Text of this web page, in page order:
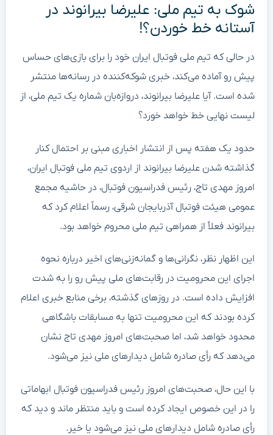
شوک به تیم ملی: علیرضا بیرانوند در
آستانه خط خوردن؟!
در حالی که تیم ملی فوتبال ایران خود را برای بازی‌های حساس
پیش رو آماده می‌کند، خبری شوکه‌کننده در رسانه‌ها منتشر
شده است. آیا علیرضا بیرانوند، دروازه‌بان شماره یک تیم ملی، از
لیست نهایی خط خواهد خورد؟
حدود یک هفته پس از انتشار اخباری مبنی بر احتمال کنار
گذاشته شدن علیرضا بیرانوند از اردوی تیم ملی فوتبال ایران،
امروز مهدی تاج، رئیس فدراسیون فوتبال، در حاشیه مجمع
عمومی هیئت فوتبال آذربایجان شرقی، رسماً اعلام کرد که
بیرانوند فعلاً از همراهی تیم ملی محروم خواهد بود.
این اظهار نظر، نگرانی‌ها و گمانه‌زنی‌های اخیر درباره نحوه
اجرای این محرومیت در رقابت‌های ملی پیش رو را به شدت
افزایش داده است. در روزهای گذشته، برخی منابع خبری اعلام
کرده بودند که این محرومیت تنها به مسابقات باشگاهی
محدود خواهد شد، اما صحبت‌های امروز مهدی تاج نشان
می‌دهد که رأی صادره شامل دیدارهای ملی نیز می‌شود.
با این حال، صحبت‌های امروز رئیس فدراسیون فوتبال ابهاماتی
را در این خصوص ایجاد کرده است و باید منتظر ماند و دید که
رأی صادره شامل دیدارهای ملی نیز می‌شود یا خیر.